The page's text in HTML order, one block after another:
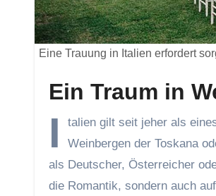
Eine Trauung in Italien erfordert
Ein Traum in
I
talien gilt seit jeher als
Weinbergen der Toskana
als Deutscher, Österreicher
die Romantik, sondern auch